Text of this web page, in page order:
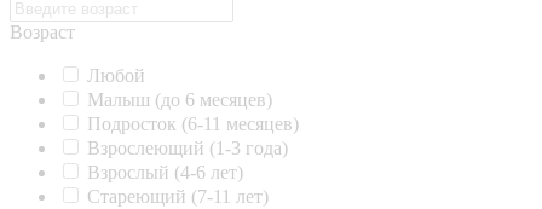
Возраст
Любой
Малыш (до 6 месяцев)
Подросток (6-11 месяцев)
Взрослеющий (1-3 года)
Взрослый (4-6 лет)
Стареющий (7-11 лет)